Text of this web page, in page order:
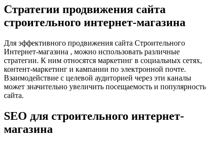
Стратегии продвижения сайта
строительного интернет-магазина
Для эффективного продвижения сайта Строительного
Интернет-магазина , можно использовать различные
стратегии. К ним относятся маркетинг в социальных сетях,
контент-маркетинг и кампании по электронной почте.
Взаимодействие с целевой аудиторией через эти каналы
может значительно увеличить посещаемость и популярность
сайта.
SEO для строительного интернет-
магазина